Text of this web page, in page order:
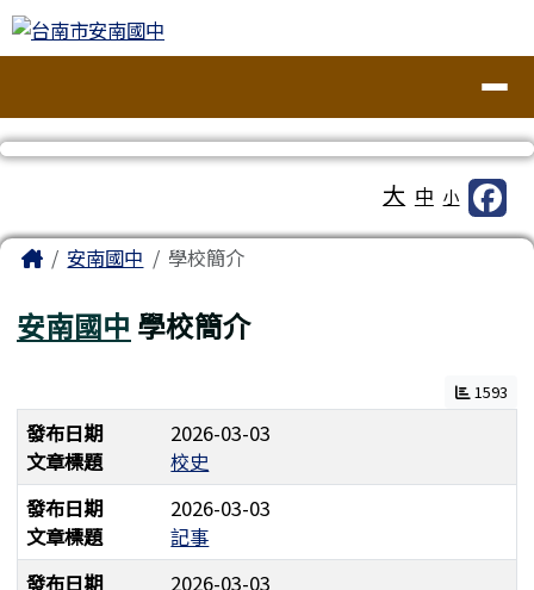
跳至主內容區
台南市安南國中
大 中 小
主內容區域
Home安南國中 學校簡介
安南國中 學校簡介
1593
發布日期
2026-03-03
文章標題
校史
發布日期
2026-03-03
文章標題
記事
發布日期
2026-03-03
頁尾區域